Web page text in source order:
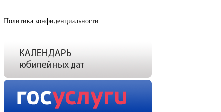
Политика конфиденциальности